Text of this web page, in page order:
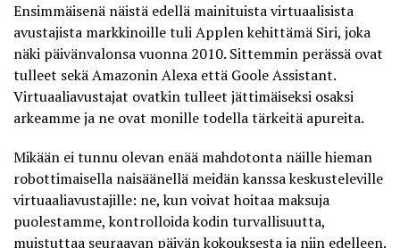
Ensimmäisenä näistä edellä mainituista virtuaalisista
avustajista markkinoille tuli Applen kehittämä Siri, joka
näki päivänvalonsa vuonna 2010. Sittemmin perässä ovat
tulleet sekä Amazonin Alexa että Goole Assistant.
Virtuaaliavustajat ovatkin tulleet jättimäiseksi osaksi
arkeamme ja ne ovat monille todella tärkeitä apureita.
Mikään ei tunnu olevan enää mahdotonta näille hieman
robottimaisella naisäänellä meidän kanssa keskusteleville
virtuaaliavustajille: ne, kun voivat hoitaa maksuja
puolestamme, kontrolloida kodin turvallisuutta,
muistuttaa seuraavan päivän kokouksesta ja niin edelleen.